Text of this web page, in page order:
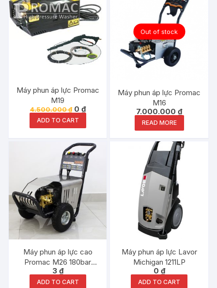
Máy phun áp lực Promac
M19
4.500.000₫ 0 ₫
ADD TO CART
Out of stock
Máy phun áp lực Promac
M16
7.000.000₫
READ MORE
Máy phun áp lực cao
Promac M26 180bar
3800W 2600PSI hàng
chính hãng
3 ₫
ADD TO CART
Máy phun áp lực Lavor
Michigan 1211LP
0 ₫
ADD TO CART